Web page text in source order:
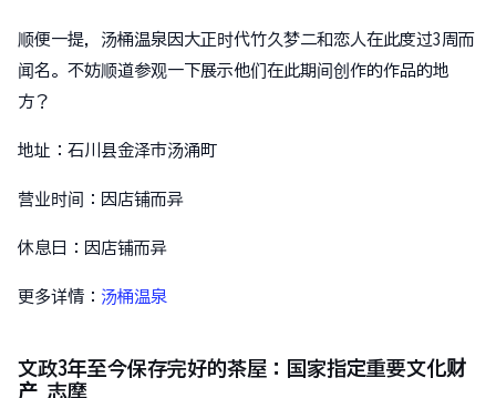
顺便一提，汤桶温泉因大正时代竹久梦二和恋人在此度过3周而
闻名。不妨顺道参观一下展示他们在此期间创作的作品的地
方？
地址：石川县金泽市汤涌町
营业时间：因店铺而异
休息日：因店铺而异
更多详情： 汤桶温泉
文政3年至今保存完好的茶屋：国家指定重要文化财
产 志摩